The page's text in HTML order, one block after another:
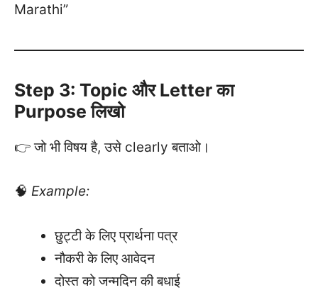
Marathi”
Step 3: Topic और Letter का
Purpose लिखो
👉 जो भी विषय है, उसे clearly बताओ।
🧠 Example:
छुट्टी के लिए प्रार्थना पत्र
नौकरी के लिए आवेदन
दोस्त को जन्मदिन की बधाई